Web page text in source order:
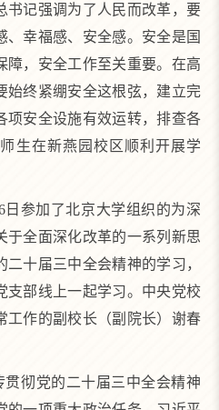
书记强调为了人民而改革，要
、幸福感、安全感。安全是国
障，安全工作至关重要。在高
始终紧绷安全这根弦，建立完
项安全设施有效运转，排查各
生在新燕园校区顺利开展学
日参加了北京大学组织的为深
于全面深化改革的一系列新思
十届三中全会精神的学习，
支部线上一起学习。中央党校
工作的副校长（副院长）谢春
彻党的二十届三中全会精神